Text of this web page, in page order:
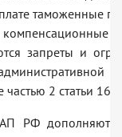
таможенные
запреты и
2 статьи
РФ